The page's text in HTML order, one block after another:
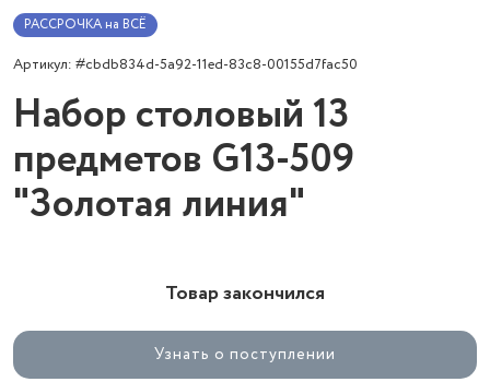
РАССРОЧКА на ВСЁ
Артикул: #cbdb834d-5a92-11ed-83c8-00155d7fac50
Набор столовый 13
предметов G13-509
"Золотая линия"
Товар закончился
Узнать о поступлении